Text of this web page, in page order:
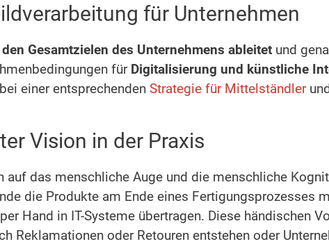
für Unternehmen
Gesamtzielen des Unternehmens ableitet und
für Digitalisierung und künstliche
einer entsprechenden Strategie für Mittelständler
Vision in der Praxis
auf das menschliche Auge und die menschliche
die Produkte am Ende eines Fertigungsprozesses
Hand in IT-Systeme übertragen. Diese händischen
Reklamationen oder Retouren entstehen oder